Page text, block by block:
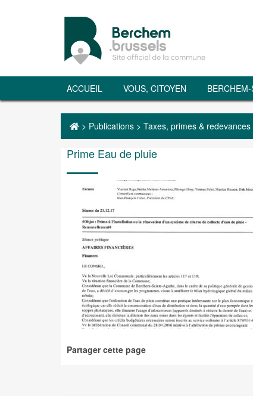
ACCUEIL VOUS, CITOYEN
> Publications > Taxes, primes & redevances
Prime Eau de pluie
Partager cette page